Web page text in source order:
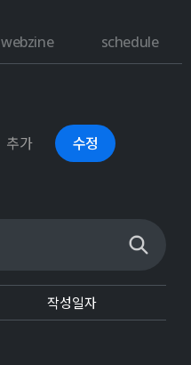
webzine schedule
추가 수정
작성일자